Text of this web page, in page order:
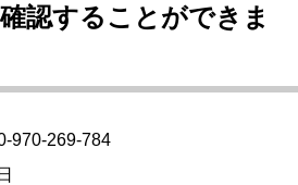
認することができま
970-269-784